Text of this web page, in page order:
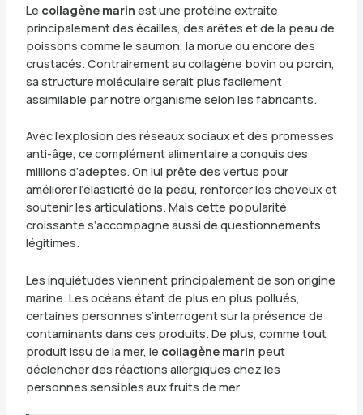
Le collagène marin est une protéine extraite
principalement des écailles, des arêtes et de la peau de
poissons comme le saumon, la morue ou encore des
crustacés. Contrairement au collagène bovin ou porcin,
sa structure moléculaire serait plus facilement
assimilable par notre organisme selon les fabricants.
Avec l’explosion des réseaux sociaux et des promesses
anti-âge, ce complément alimentaire a conquis des
millions d’adeptes. On lui prête des vertus pour
améliorer l’élasticité de la peau, renforcer les cheveux et
soutenir les articulations. Mais cette popularité
croissante s’accompagne aussi de questionnements
légitimes.
Les inquiétudes viennent principalement de son origine
marine. Les océans étant de plus en plus pollués,
certaines personnes s’interrogent sur la présence de
contaminants dans ces produits. De plus, comme tout
produit issu de la mer, le collagène marin peut
déclencher des réactions allergiques chez les
personnes sensibles aux fruits de mer.